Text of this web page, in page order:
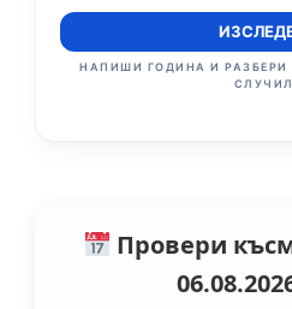
НАПИШИ ГОДИНА И РАЗБЕРИ
Провери